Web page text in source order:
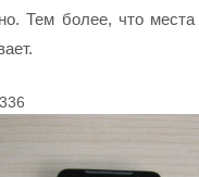
Тем более, что